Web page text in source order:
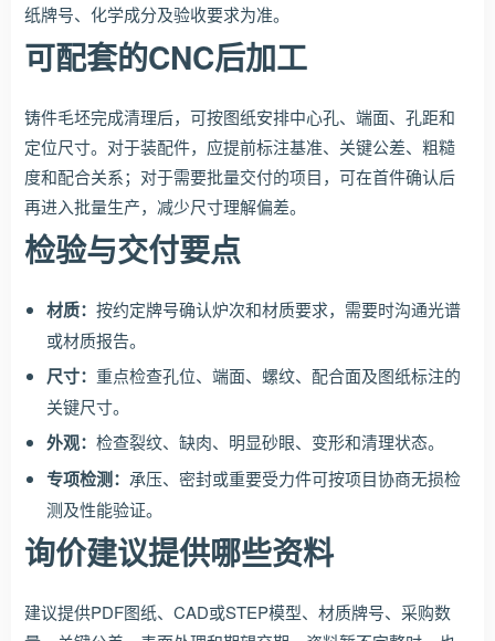
纸牌号、化学成分及验收要求为准。
可配套的CNC后加工
铸件毛坯完成清理后，可按图纸安排中心孔、端面、孔距和
定位尺寸。对于装配件，应提前标注基准、关键公差、粗糙
度和配合关系；对于需要批量交付的项目，可在首件确认后
再进入批量生产，减少尺寸理解偏差。
检验与交付要点
材质： 按约定牌号确认炉次和材质要求，需要时沟通光谱
或材质报告。
尺寸： 重点检查孔位、端面、螺纹、配合面及图纸标注的
关键尺寸。
外观： 检查裂纹、缺肉、明显砂眼、变形和清理状态。
专项检测： 承压、密封或重要受力件可按项目协商无损检
测及性能验证。
询价建议提供哪些资料
建议提供PDF图纸、CAD或STEP模型、材质牌号、采购数